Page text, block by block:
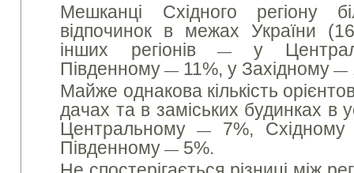
Мешканці Східного регіону
відпочинок в межах України
інших регіонів—у
Південному — 11%, у Західному —
Майже однакова кількість
дачах та в заміських будинках в
Центральному —
7%, Східному
Південному — 5%.